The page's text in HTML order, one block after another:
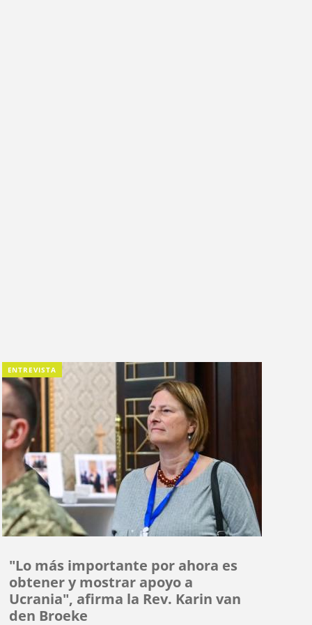
ENTREVISTA
"Lo más importante por ahora es
obtener y mostrar apoyo a
Ucrania", afirma la Rev. Karin van
den Broeke